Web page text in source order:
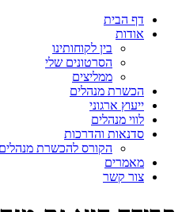
דף הבית
אודות
בין לקוחותינו
הסרטונים שלי
ממליצים
הכשרת מנהלים
ייעוץ ארגוני
לווי מנהלים
סדנאות והדרכות
הקורס להכשרת מנהלים
מאמרים
צור קשר